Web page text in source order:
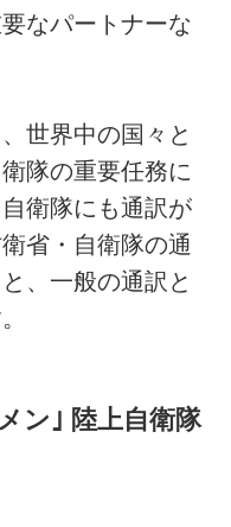
なパートナーな
世界中の国々と
隊の重要任務に
衛隊にも通訳が
省・自衛隊の通
、一般の通訳と
ン｣ 陸上自衛隊